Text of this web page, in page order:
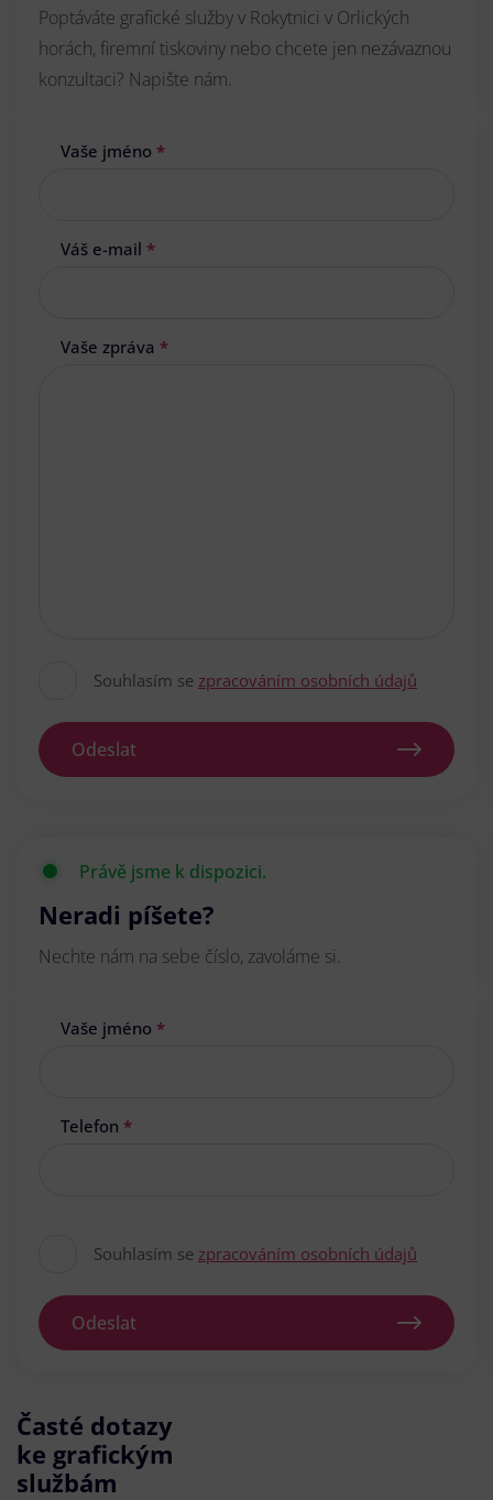
Poptáváte grafické služby v Rokytnici v Orlických
horách, firemní tiskoviny nebo chcete jen nezávaznou
konzultaci? Napište nám.
Vaše jméno *
Váš e-mail *
Vaše zpráva *
Souhlasím se zpracováním osobních údajů
Odeslat
Právě jsme k dispozici.
Neradi píšete?
Nechte nám na sebe číslo, zavoláme si.
Vaše jméno *
Telefon *
Souhlasím se zpracováním osobních údajů
Odeslat
Časté dotazy
ke grafickým
službám